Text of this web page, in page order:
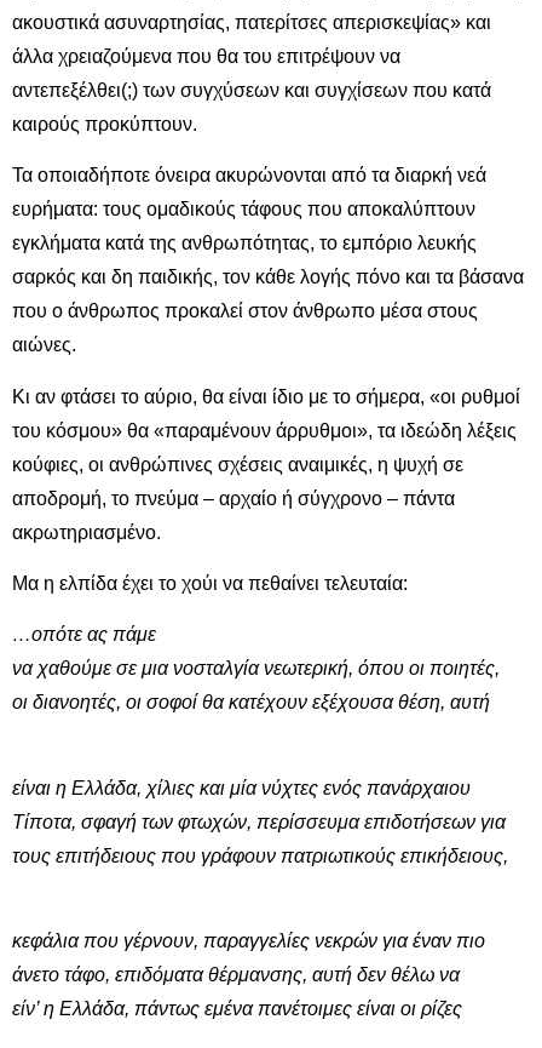
ακουστικά ασυναρτησίας, πατερίτσες απερισκεψίας» και
άλλα χρειαζούμενα που θα του επιτρέψουν να
αντεπεξέλθει(;) των συγχύσεων και συγχίσεων που κατά
καιρούς προκύπτουν.
Τα οποιαδήποτε όνειρα ακυρώνονται από τα διαρκή νεά
ευρήματα: τους ομαδικούς τάφους που αποκαλύπτουν
εγκλήματα κατά της ανθρωπότητας, το εμπόριο λευκής
σαρκός και δη παιδικής, τον κάθε λογής πόνο και τα βάσανα
που ο άνθρωπος προκαλεί στον άνθρωπο μέσα στους
αιώνες.
Κι αν φτάσει το αύριο, θα είναι ίδιο με το σήμερα, «οι ρυθμοί
του κόσμου» θα «παραμένουν άρρυθμοι», τα ιδεώδη λέξεις
κούφιες, οι ανθρώπινες σχέσεις αναιμικές, η ψυχή σε
αποδρομή, το πνεύμα – αρχαίο ή σύγχρονο – πάντα
ακρωτηριασμένο.
Μα η ελπίδα έχει το χούι να πεθαίνει τελευταία:
…οπότε ας πάμε
να χαθούμε σε μια νοσταλγία νεωτερική, όπου οι ποιητές,
οι διανοητές, οι σοφοί θα κατέχουν εξέχουσα θέση, αυτή
είναι η Ελλάδα, χίλιες και μία νύχτες ενός πανάρχαιου
Τίποτα, σφαγή των φτωχών, περίσσευμα επιδοτήσεων για
τους επιτήδειους που γράφουν πατριωτικούς επικήδειους,
κεφάλια που γέρνουν, παραγγελίες νεκρών για έναν πιο
άνετο τάφο, επιδόματα θέρμανσης, αυτή δεν θέλω να
είν’ η Ελλάδα, πάντως εμένα πανέτοιμες είναι οι ρίζες